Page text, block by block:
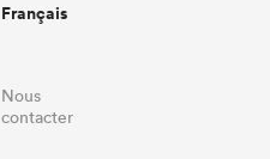
Français
Nous
contacter